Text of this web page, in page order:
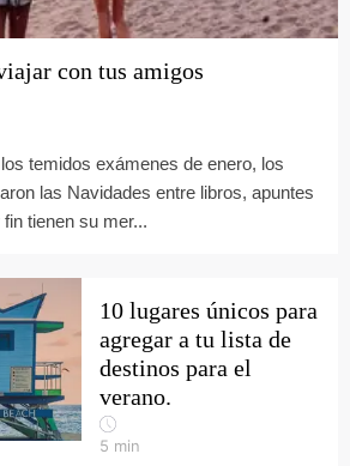
con tus amigos
temidos exámenes de enero, los
las Navidades entre libros, apuntes
tienen su mer...
10 lugares únicos para
agregar a tu lista de
destinos para el
verano.
5 min